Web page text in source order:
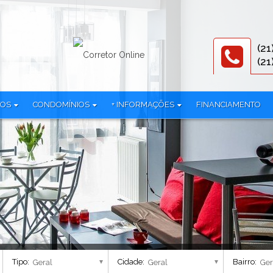
(1)
(24)
(38)
(3)
CONDOMÍNIOS
3R Offices (1)
786 Prudente (2)
All Jardim Oceânico (1)
Alma Carioca - Breve Lançamento (4)
Alma Ipanema - Residencial (1)
AmÉricas 19 Cury (1)
Américas Club Residence - Fase 1 (1)
Américas Club Residence - Fase 2 (1)
Aqua Village Residence Club - Residencial (3)
Arte Botânica - Lojas (2)
+ INFORMAÇÕES
Documentos
Equipe
Política de privacidade
FINANCIAMENTO
Tipo: Cidade: Bairro: